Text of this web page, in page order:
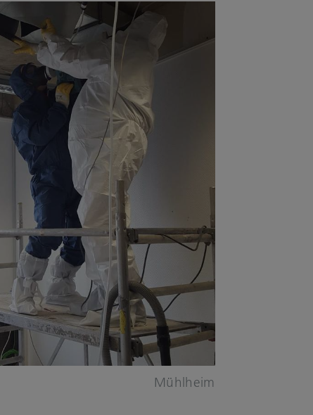
Mühlheim